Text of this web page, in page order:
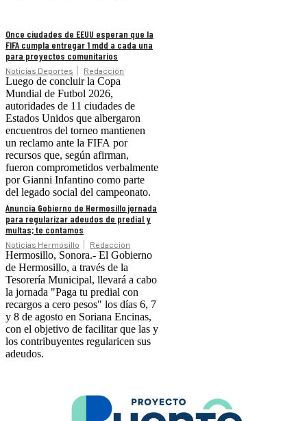
Once ciudades de EEUU esperan que la
FIFA cumpla entregar 1 mdd a cada una
para proyectos comunitarios
Noticias Deportes Redacción
Luego de concluir la Copa
Mundial de Futbol 2026,
autoridades de 11 ciudades de
Estados Unidos que albergaron
encuentros del torneo mantienen
un reclamo ante la FIFA por
recursos que, según afirman,
fueron comprometidos verbalmente
por Gianni Infantino como parte
del legado social del campeonato.
Anuncia Gobierno de Hermosillo jornada
para regularizar adeudos de predial y
multas; te contamos
Noticias Hermosillo Redacción
Hermosillo, Sonora.- El Gobierno
de Hermosillo, a través de la
Tesorería Municipal, llevará a cabo
la jornada "Paga tu predial con
recargos a cero pesos" los días 6, 7
y 8 de agosto en Soriana Encinas,
con el objetivo de facilitar que las y
los contribuyentes regularicen sus
adeudos.